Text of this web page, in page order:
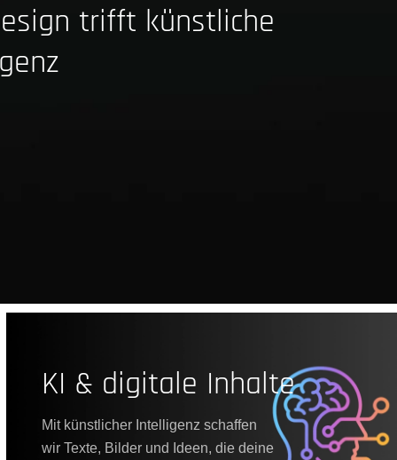
trifft künstliche
KI & digitale Inhalte
Mit künstlicher Intelligenz schaffen
wir Texte, Bilder und Ideen, die deine